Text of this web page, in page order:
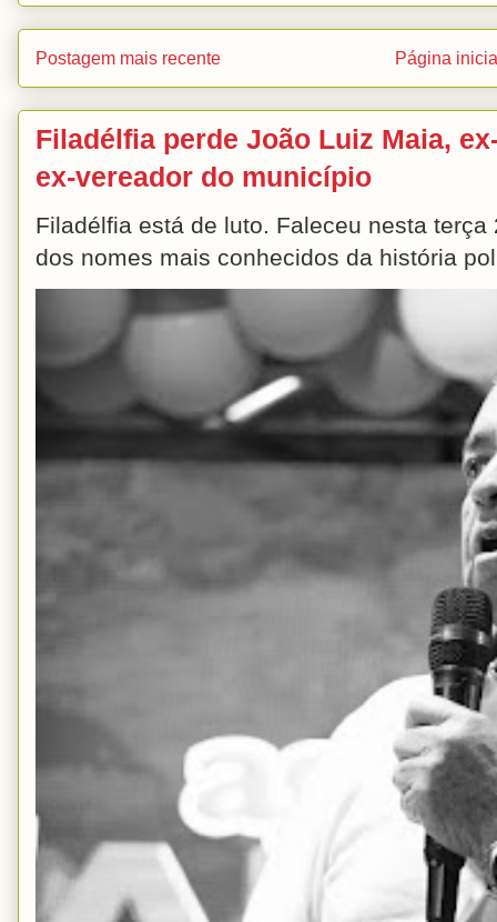
Postagem mais recente Página
Filadélfia perde João Luiz Maia,
ex-vereador do município
Filadélfia está de luto. Faleceu nesta
dos nomes mais conhecidos da história